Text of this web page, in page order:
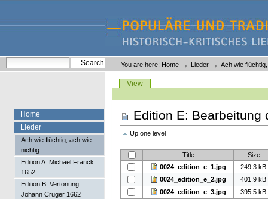
content.
navigation
Liederlexikon
Personal
tools
You are here: Home → Lieder → Ach wie
ViewsView
Edition E: Bearbeitung
Up one level
Title
Size
0024_edition_e_1.jpg
249.3 kB
0024_edition_e_2.jpg
401.9 kB
0024_edition_e_3.jpg
395.5 kB
Home
Lieder
Ach wie flüchtig, ach wie
nichtig
Edition A: Michael Franck
1652
Edition B: Vertonung
Johann Crüger 1662